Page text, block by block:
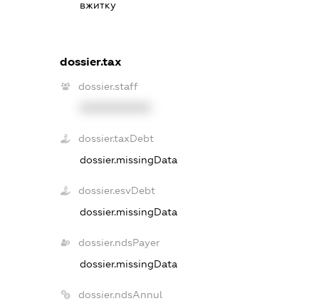
вжитку
dossier.tax
dossier.staff
dossier.taxDebt
dossier.missingData
dossier.esvDebt
dossier.missingData
dossier.ndsPayer
dossier.missingData
dossier.ndsAnnul